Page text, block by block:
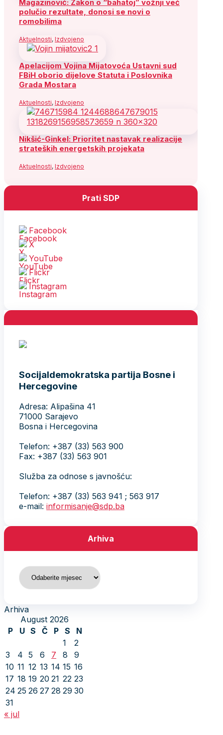
Magazinović: Zakon o “bahatoj” vožnji već
polučio rezultate, donosi se novi o
romobilima
Aktuelnosti, Izdvojeno
Apelacijom Vojina Mijatovoća Ustavni sud
FBiH oborio dijelove Statuta i Poslovnika
Grada Mostara
Aktuelnosti, Izdvojeno
Nikšić-Ginkel: Prioritet nastavak realizacije
strateških energetskih projekata
Aktuelnosti, Izdvojeno
Prati SDP
Facebook
X
YouTube
Flickr
Instagram
Socijaldemokratska partija Bosne i
Hercegovine
Adresa: Alipašina 41
71000 Sarajevo
Bosna i Hercegovina
Telefon: +387 (33) 563 900
Fax: +387 (33) 563 901
Služba za odnose s javnošću:
Telefon: +387 (33) 563 941 ; 563 917
e-mail: informisanje@sdp.ba
Arhiva
Arhiva
Arhiva
August 2026
P
U S Č P S
N
1
2
3
4 5 6 7 8
9
10 11 12 13 14 15 16
17 18 19 20 21 22 23
24 25 26 27 28 29 30
31
« jul